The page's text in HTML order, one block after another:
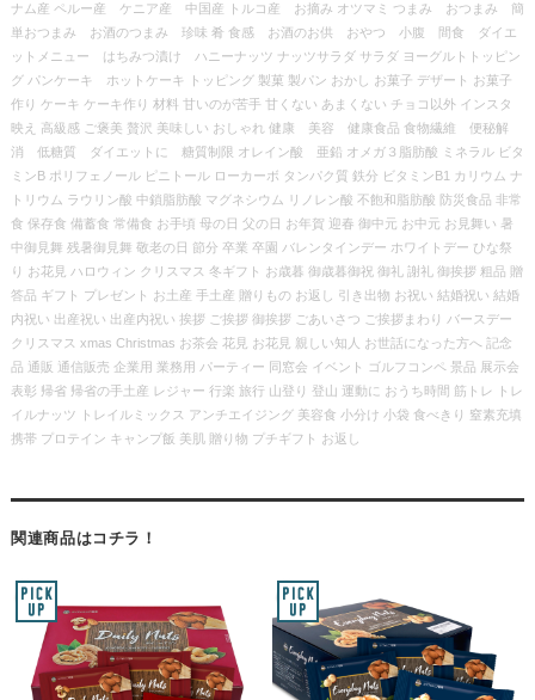
ナム産 ペルー産 ケニア産 中国産 トルコ産 お摘み オツマミ つまみ おつまみ 簡
単おつまみ お酒のつまみ 珍味 肴 食感 お酒のお供 おやつ 小腹 間食 ダイエ
ットメニュー はちみつ漬け ハニーナッツ ナッツサラダ サラダ ヨーグルトトッピン
グ パンケーキ ホットケーキ トッピング 製菓 製パン おかし お菓子 デザート お菓子
作り ケーキ ケーキ作り 材料 甘いのが苦手 甘くない あまくない チョコ以外 インスタ
映え 高級感 ご褒美 贅沢 美味しい おしゃれ 健康 美容 健康食品 食物繊維 便秘解
消 低糖質 ダイエットに 糖質制限 オレイン酸 亜鉛 オメガ３脂肪酸 ミネラル ビタ
ミンB ポリフェノール ピニトール ローカーボ タンパク質 鉄分 ビタミンB1 カリウム ナ
トリウム ラウリン酸 中鎖脂肪酸 マグネシウム リノレン酸 不飽和脂肪酸 防災食品 非常
食 保存食 備蓄食 常備食 お手頃 母の日 父の日 お年賀 迎春 御中元 お中元 お見舞い 暑
中御見舞 残暑御見舞 敬老の日 節分 卒業 卒園 バレンタインデー ホワイトデー ひな祭
り お花見 ハロウィン クリスマス 冬ギフト お歳暮 御歳暮御祝 御礼 謝礼 御挨拶 粗品 贈
答品 ギフト プレゼント お土産 手土産 贈りもの お返し 引き出物 お祝い 結婚祝い 結婚
内祝い 出産祝い 出産内祝い 挨拶 ご挨拶 御挨拶 ごあいさつ ご挨拶まわり バースデー
クリスマス xmas Christmas お茶会 花見 お花見 親しい知人 お世話になった方へ 記念
品 通販 通信販売 企業用 業務用 パーティー 同窓会 イベント ゴルフコンペ 景品 展示会
表彰 帰省 帰省の手土産 レジャー 行楽 旅行 山登り 登山 運動に おうち時間 筋トレ トレ
イルナッツ トレイルミックス アンチエイジング 美容食 小分け 小袋 食べきり 窒素充填
携帯 プロテイン キャンプ飯 美肌 贈り物 プチギフト お返し
関連商品はコチラ！